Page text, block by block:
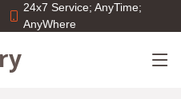
24x7 Service; AnyTime;
AnyWhere